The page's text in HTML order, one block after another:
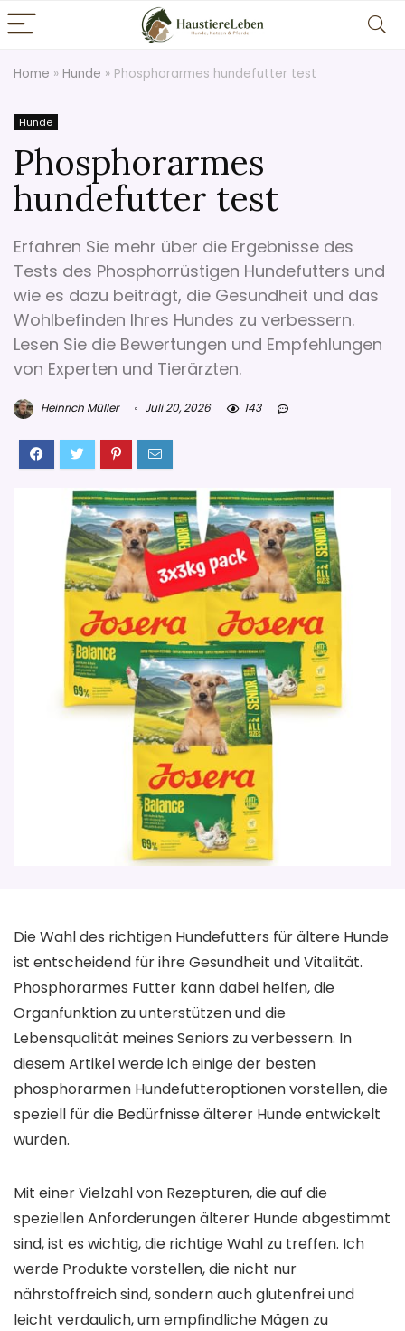
Home » Hunde » Phosphorarmes hundefutter test
Hunde
Phosphorarmes
hundefutter test
Erfahren Sie mehr über die Ergebnisse des
Tests des Phosphorrüstigen Hundefutters und
wie es dazu beiträgt, die Gesundheit und das
Wohlbefinden Ihres Hundes zu verbessern.
Lesen Sie die Bewertungen und Empfehlungen
von Experten und Tierärzten.
Heinrich Müller Juli 20, 2026 143
Die Wahl des richtigen Hundefutters für ältere Hunde
ist entscheidend für ihre Gesundheit und Vitalität.
Phosphorarmes Futter kann dabei helfen, die
Organfunktion zu unterstützen und die
Lebensqualität meines Seniors zu verbessern. In
diesem Artikel werde ich einige der besten
phosphorarmen Hundefutteroptionen vorstellen, die
speziell für die Bedürfnisse älterer Hunde entwickelt
wurden.
Mit einer Vielzahl von Rezepturen, die auf die
speziellen Anforderungen älterer Hunde abgestimmt
sind, ist es wichtig, die richtige Wahl zu treffen. Ich
werde Produkte vorstellen, die nicht nur
nährstoffreich sind, sondern auch glutenfrei und
leicht verdaulich, um empfindliche Mägen zu